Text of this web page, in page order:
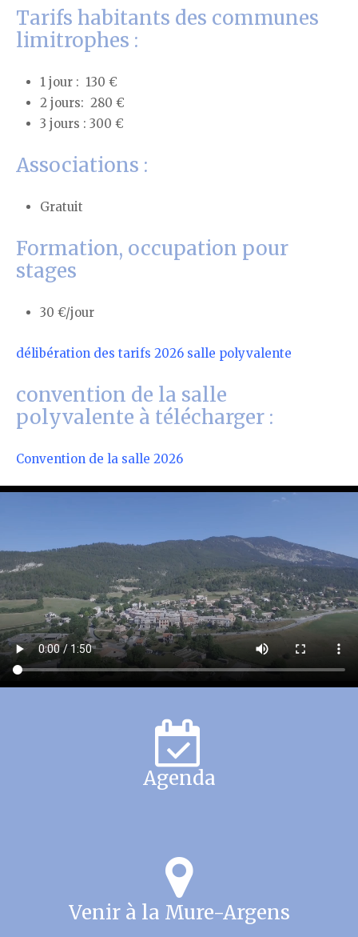
Tarifs habitants des communes
limitrophes :
1 jour : 130 €
2 jours: 280 €
3 jours : 300 €
Associations :
Gratuit
Formation, occupation pour
stages
30 €/jour
délibération des tarifs 2026 salle polyvalente
convention de la salle
polyvalente à télécharger :
Convention de la salle 2026
Agenda
Venir à la Mure-Argens